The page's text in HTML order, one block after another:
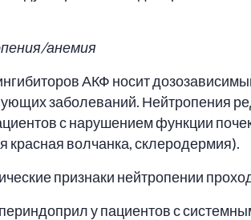
анемия
АКФ носит
заболеваний. Нейтропения
с нарушением функции
красная волчанка, склеродермия).
признаки нейтропении
у пациентов с